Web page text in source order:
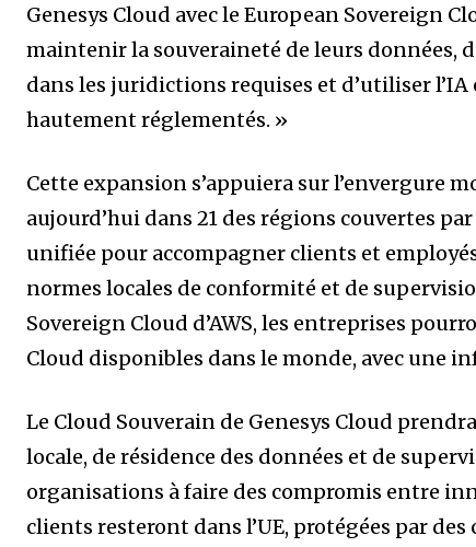
Genesys Cloud avec le European Sovereign
maintenir la souveraineté de leurs données,
dans les juridictions requises et d’utiliser
hautement réglementés. »
Cette expansion s’appuiera sur l’envergure
aujourd’hui dans 21 des régions couvertes
unifiée pour accompagner clients et
normes locales de conformité et de
Sovereign Cloud d’AWS, les entreprises
Cloud disponibles dans le monde, avec une
Le Cloud Souverain de Genesys Cloud
locale, de résidence des données et de
organisations à faire des compromis entre
clients resteront dans l’UE, protégées par